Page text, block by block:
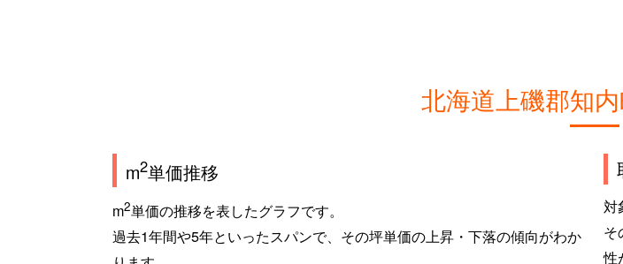
北海道上磯郡知
m2単価推移
m2単価の推移を表したグラフです。
過去1年間や5年といったスパンで、その坪単価の上昇・下落の傾向がわか
対
そ
性